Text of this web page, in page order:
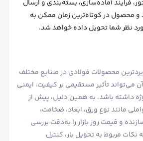
فرایند آماده‌سازی، بسته‌بندی و ارسال
محصول در کوتاه‌ترین زمان ممکن به
نظر شما تحویل داده خواهد شد.
محصولات فولادی در صنایع مختلف
تأثیر مستقیمی بر کیفیت، ایمنی
داشته باشد. به همین دلیل، پیش از
مانند نوع ورق، ابعاد، ضخامت،
و قیمت روز بازار را به‌دقت بررسی
مربوط به تحویل بار، کنترل